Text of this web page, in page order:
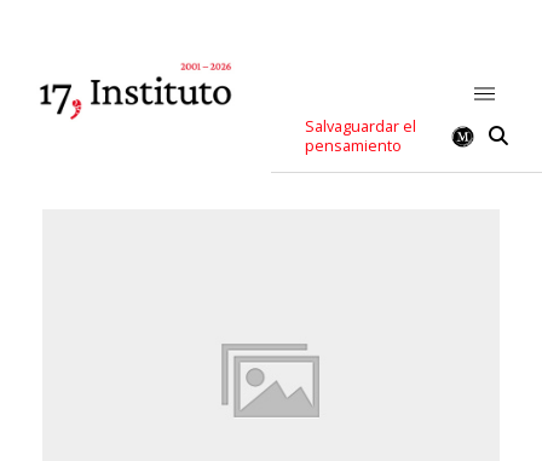
Salvaguardar el
pensamiento